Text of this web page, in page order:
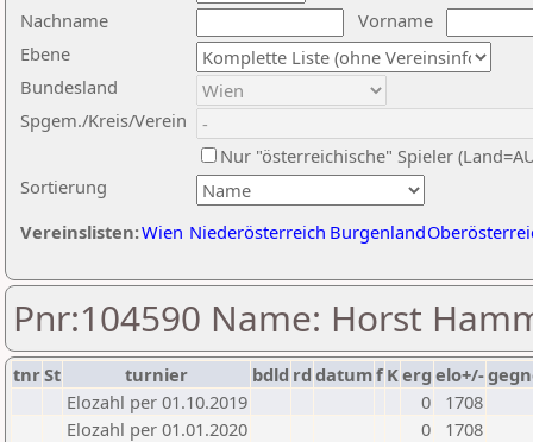
Nachname
Vorname
Ebene
Sortierung
Bundesland
Spgem./Kreis/Verein
Nur "österreichische" Spieler
Vereinslisten:Wien Niederösterreich Burgenland
Pnr:104590 Name: Horst
tnrSt turnier bdld rd datumf Kerg elo+/-
Elozahl per 01.10.2019
0
1708
Elozahl per 01.01.2020
0
1708